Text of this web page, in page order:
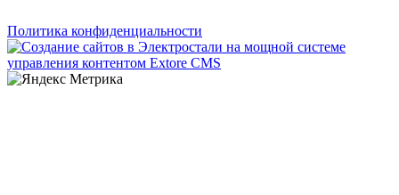
Политика конфиденциальности